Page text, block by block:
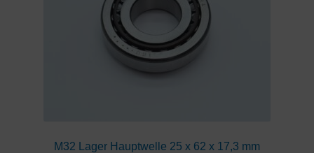
M32 Lager Hauptwelle 25 x 62 x 17,3 mm